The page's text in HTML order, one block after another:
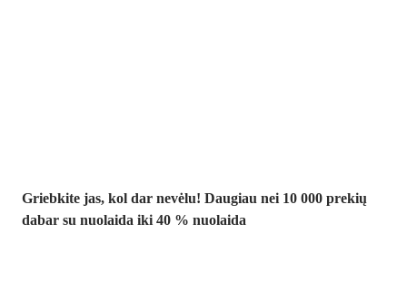
Griebkite jas, kol dar nevėlu! Daugiau nei 10 000 prekių
dabar su nuolaida iki 40 % nuolaida